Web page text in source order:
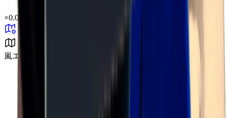
×0.01
嵐エリア B3